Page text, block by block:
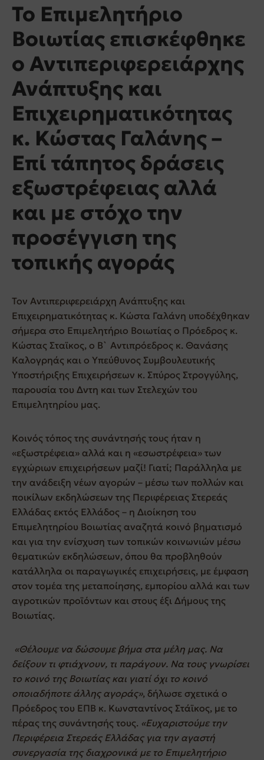
Το Επιμελητήριο
Βοιωτίας επισκέφθηκε
ο Αντιπεριφερειάρχης
Ανάπτυξης και
Επιχειρηματικότητας
κ. Κώστας Γαλάνης –
Επί τάπητος δράσεις
εξωστρέφειας αλλά
και με στόχο την
προσέγγιση της
τοπικής αγοράς
Τον Αντιπεριφερειάρχη Ανάπτυξης και
Επιχειρηματικότητας κ. Κώστα Γαλάνη υποδέχθηκαν
σήμερα στο Επιμελητήριο Βοιωτίας ο Πρόεδρος κ.
Κώστας Σταϊκος, ο Β` Αντιπρόεδρος κ. Θανάσης
Καλογρηάς και ο Υπεύθυνος Συμβουλευτικής
Υποστήριξης Επιχειρήσεων κ. Σπύρος Στρογγύλης,
παρουσία του Δντη και των Στελεχών του
Επιμελητηρίου μας.
Κοινός τόπος της συνάντησής τους ήταν η
«εξωστρέφεια» αλλά και η «εσωστρέφεια» των
εγχώριων επιχειρήσεων μαζί! Γιατί; Παράλληλα με
την ανάδειξη νέων αγορών – μέσω των πολλών και
ποικίλων εκδηλώσεων της Περιφέρειας Στερεάς
Ελλάδας εκτός Ελλάδος – η Διοίκηση του
Επιμελητηρίου Βοιωτίας αναζητά κοινό βηματισμό
και για την ενίσχυση των τοπικών κοινωνιών μέσω
θεματικών εκδηλώσεων, όπου θα προβληθούν
κατάλληλα οι παραγωγικές επιχειρήσεις, με έμφαση
στον τομέα της μεταποίησης, εμπορίου αλλά και των
αγροτικών προϊόντων και στους έξι Δήμους της
Βοιωτίας.
«Θέλουμε να δώσουμε βήμα στα μέλη μας. Να
δείξουν τι φτιάχνουν, τι παράγουν. Να τους γνωρίσει
το κοινό της Βοιωτίας και γιατί όχι το κοινό
οποιαδήποτε άλλης αγοράς», δήλωσε σχετικά ο
Πρόεδρος του ΕΠΒ κ. Κωνσταντίνος Στάϊκος, με το
πέρας της συνάντησής τους. «Ευχαριστούμε την
Περιφέρεια Στερεάς Ελλάδας για την αγαστή
συνεργασία της διαχρονικά με το Επιμελητήριο